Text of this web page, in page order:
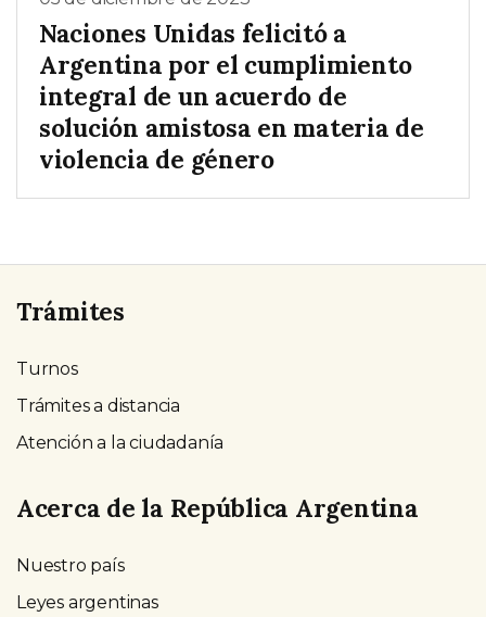
Naciones Unidas felicitó a
Argentina por el cumplimiento
integral de un acuerdo de
solución amistosa en materia de
violencia de género
Trámites
Turnos
Trámites a distancia
Atención a la ciudadanía
Acerca de la República Argentina
Nuestro país
Leyes argentinas